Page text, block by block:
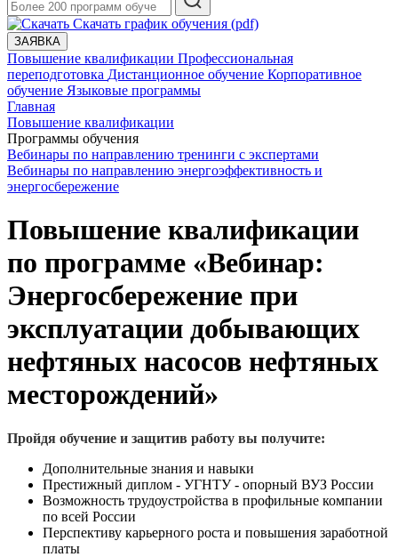
Скачать график обучения (pdf)
ЗАЯВКА
Повышение квалификации Профессиональная
переподготовка Дистанционное обучение Корпоративное
обучение Языковые программы
Главная
Повышение квалификации
Программы обучения
Вебинары по направлению тренинги с экспертами
Вебинары по направлению энергоэффективность и
энергосбережение
Повышение квалификации
по программе «Вебинар:
Энергосбережение при
эксплуатации добывающих
нефтяных насосов нефтяных
месторождений»
Пройдя обучение и защитив работу вы получите:
Дополнительные знания и навыки
Престижный диплом - УГНТУ - опорный ВУЗ России
Возможность трудоустройства в профильные компании
по всей России
Перспективу карьерного роста и повышения заработной
платы